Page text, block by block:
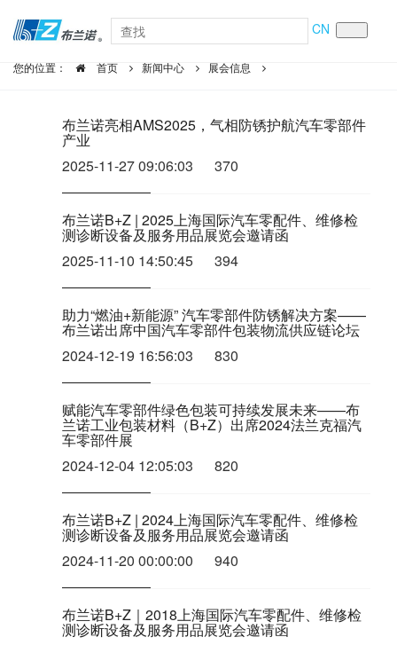
CN
您的位置： 首页 新闻中心 展会信息
布兰诺亮相AMS2025，气相防锈护航汽车零部件
产业
2025-11-27 09:06:03
370
布兰诺B+Z | 2025上海国际汽车零配件、维修检
测诊断设备及服务用品展览会邀请函
2025-11-10 14:50:45
394
助力“燃油+新能源” 汽车零部件防锈解决方案——
布兰诺出席中国汽车零部件包装物流供应链论坛
2024-12-19 16:56:03
830
赋能汽车零部件绿色包装可持续发展未来——布
兰诺工业包装材料（B+Z）出席2024法兰克福汽
车零部件展
2024-12-04 12:05:03
820
布兰诺B+Z | 2024上海国际汽车零配件、维修检
测诊断设备及服务用品展览会邀请函
2024-11-20 00:00:00
940
布兰诺B+Z｜2018上海国际汽车零配件、维修检
测诊断设备及服务用品展览会邀请函